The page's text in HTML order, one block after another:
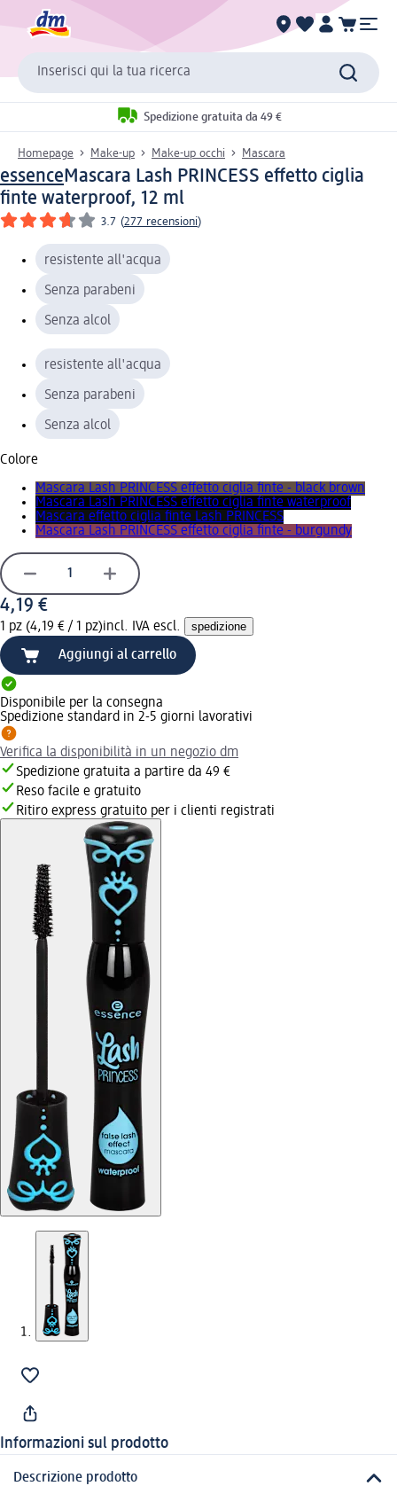
Inserisci qui la tua ricerca
Spedizione gratuita da 49 €
Homepage Make-up Make-up occhi Mascara
essenceMascara Lash PRINCESS effetto ciglia
finte waterproof, 12 ml
3.7 (277 recensioni)
resistente all'acqua
Senza parabeni
Senza alcol
resistente all'acqua
Senza parabeni
Senza alcol
Colore
Mascara Lash PRINCESS effetto ciglia finte - black brown
Mascara Lash PRINCESS effetto ciglia finte waterproof
Mascara effetto ciglia finte Lash PRINCESS
Mascara Lash PRINCESS effetto ciglia finte - burgundy
4,19 €
1 pz (4,19 € / 1 pz)incl. IVA escl. spedizione
Aggiungi al carrello
Disponibile per la consegna
Spedizione standard in 2-5 giorni lavorativi
Verifica la disponibilità in un negozio dm
Spedizione gratuita a partire da 49 €
Reso facile e gratuito
Ritiro express gratuito per i clienti registrati
Informazioni sul prodotto
Descrizione prodotto